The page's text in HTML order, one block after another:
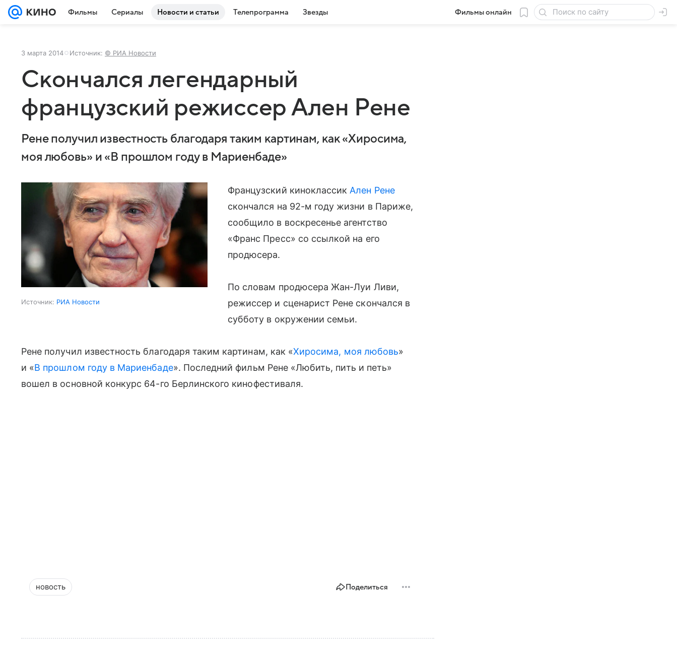
Фильмы Сериалы Новости и статьи Телепрограмма Звезды Фильмы онлайн
3 марта 2014 Источник: © РИА Новости
Скончался легендарный
французский режиссер Ален Рене
Рене получил известность благодаря таким картинам, как «Хиросима,
моя любовь» и «В прошлом году в Мариенбаде»
Источник: РИА Новости
Французский киноклассик Ален Рене
скончался на 92-м году жизни в Париже,
сообщило в воскресенье агентство
«Франс Пресс» со ссылкой на его
продюсера.
По словам продюсера Жан-Луи Ливи,
режиссер и сценарист Рене скончался в
субботу в окружении семьи.
Рене получил известность благодаря таким картинам, как «Хиросима, моя любовь»
и «В прошлом году в Мариенбаде». Последний фильм Рене «Любить, пить и петь»
вошел в основной конкурс 64-го Берлинского кинофестиваля.
новость Поделиться